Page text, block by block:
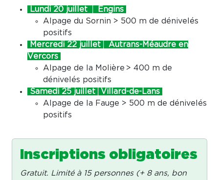
Lundi 20 juillet │ Engins
Alpage du Sornin > 500 m de dénivelés
positifs
Mercredi 22 juillet│ Autrans-Méaudre en
Vercors
Alpage de la Molière > 400 m de
dénivelés positifs
Samedi 25 juillet│Villard-de-Lans
Alpage de la Fauge > 500 m de dénivelés
positifs
Inscriptions obligatoires
Gratuit. Limité à 15 personnes (+ 8 ans, bon